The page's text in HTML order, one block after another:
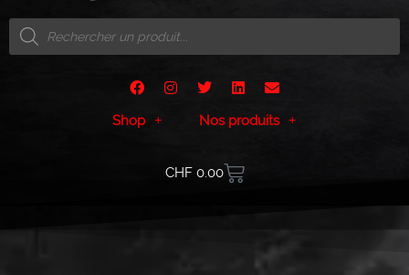
Shop Nos produits
CHF0.00